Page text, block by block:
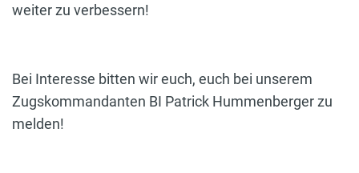
weiter zu verbessern!
Bei Interesse bitten wir euch, euch bei unserem
Zugskommandanten BI Patrick Hummenberger zu
melden!